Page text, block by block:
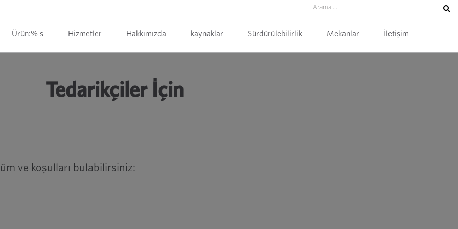
Ürün:% s Hizmetler Hakkımızda kaynaklar Sürdürülebilirlik Mekanlar İletişim
Tedarikçiler İçin
ve koşulları bulabilirsiniz: